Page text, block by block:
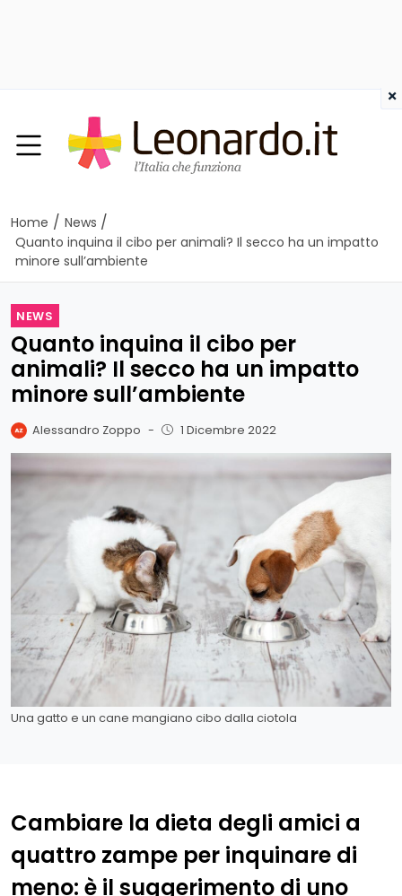
Home / News /
Quanto inquina il cibo per animali? Il secco ha un impatto
minore sull’ambiente
NEWS
Quanto inquina il cibo per
animali? Il secco ha un impatto
minore sull’ambiente
Alessandro Zoppo - 1 Dicembre 2022
Una gatto e un cane mangiano cibo dalla ciotola
Cambiare la dieta degli amici a
quattro zampe per inquinare di
meno: è il suggerimento di uno
×